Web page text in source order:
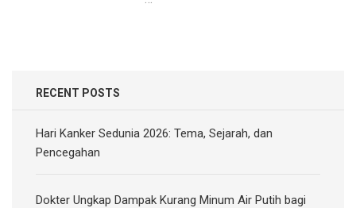
RECENT POSTS
Hari Kanker Sedunia 2026: Tema, Sejarah, dan
Pencegahan
Dokter Ungkap Dampak Kurang Minum Air Putih bagi